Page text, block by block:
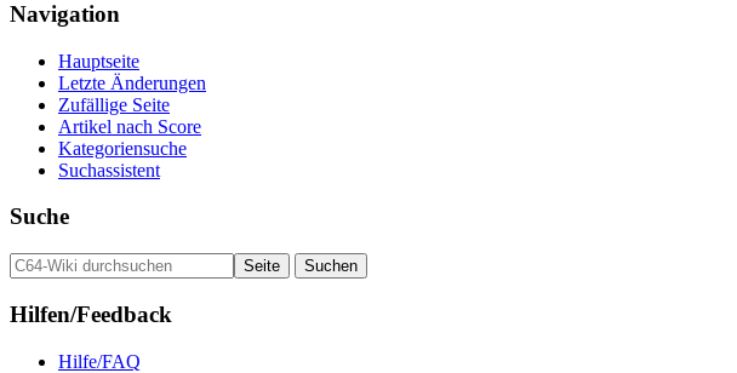
Navigation
Hauptseite
Letzte Änderungen
Zufällige Seite
Artikel nach Score
Kategoriensuche
Suchassistent
Suche
Hilfen/Feedback
Hilfe/FAQ